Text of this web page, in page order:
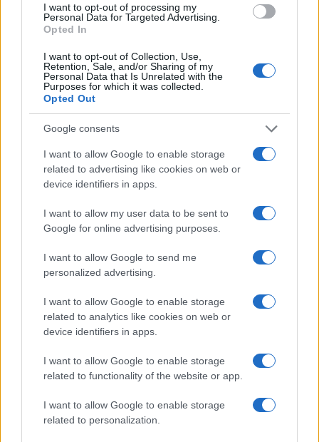
I want to opt-out of processing my
Personal Data for Targeted Advertising.
Opted In
I want to opt-out of Collection, Use,
Retention, Sale, and/or Sharing of my
Personal Data that Is Unrelated with the
Purposes for which it was collected.
Opted Out
Google consents
I want to allow Google to enable storage
related to advertising like cookies on web or
device identifiers in apps.
I want to allow my user data to be sent to
Google for online advertising purposes.
I want to allow Google to send me
personalized advertising.
I want to allow Google to enable storage
related to analytics like cookies on web or
device identifiers in apps.
I want to allow Google to enable storage
related to functionality of the website or app.
I want to allow Google to enable storage
related to personalization.
Investissements records dans l’IA : quand les géants de la tech
Juliette Bernard · 5 Août 2026
de la moyenne européenne
Juliette Bernard · 5 Août 2026